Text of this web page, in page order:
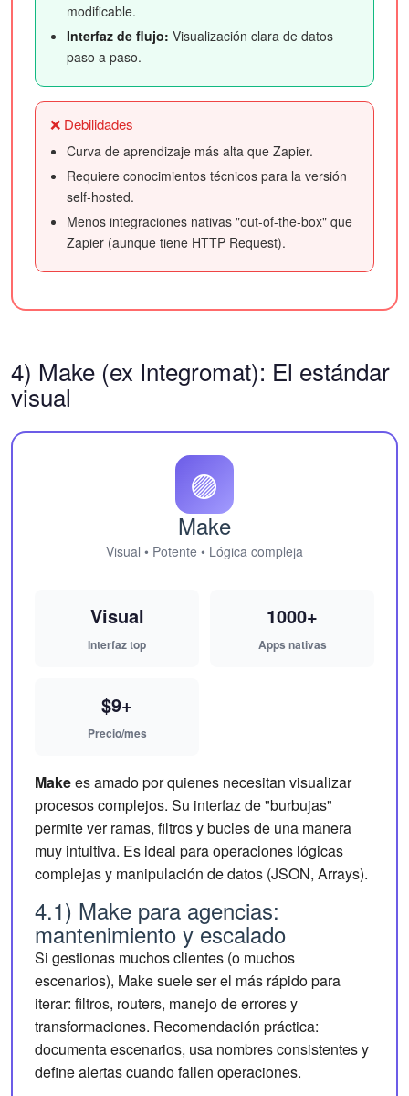
modificable.
Interfaz de flujo: Visualización clara de datos
paso a paso.
❌ Debilidades
Curva de aprendizaje más alta que Zapier.
Requiere conocimientos técnicos para la versión
self-hosted.
Menos integraciones nativas "out-of-the-box" que
Zapier (aunque tiene HTTP Request).
4) Make (ex Integromat): El estándar
visual
🟣
Make
Visual • Potente • Lógica compleja
Visual
Interfaz top
1000+
Apps nativas
$9+
Precio/mes
Makees amado por quienes necesitan visualizar
procesos complejos. Su interfaz de "burbujas"
permite ver ramas, filtros y bucles de una manera
muy intuitiva. Es ideal para operaciones lógicas
complejas y manipulación de datos (JSON, Arrays).
4.1) Make para agencias:
mantenimiento y escalado
Si gestionas muchos clientes (o muchos
escenarios), Make suele ser el más rápido para
iterar: filtros, routers, manejo de errores y
transformaciones. Recomendación práctica:
documenta escenarios, usa nombres consistentes y
define alertas cuando fallen operaciones.